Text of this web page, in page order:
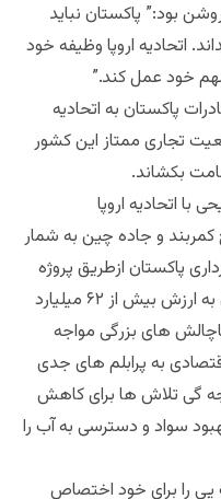
بود:” پاکستان نباید
اتحادیه اروپا وظیفه خود
خود عمل کند.”
پاکستان به اتحادیه
تجاری ممتاز این کشور
بکشاند.
اتحادیه اروپا
و جاده چین به شمار
پاکستان ازطریق پروژه
های کریدور اقتصادی چین – پاکستان به ارزش بیش از ۶۲ میلیارد
های بزرگی مواجه
به پرابلم های جدی
گی تلاش ها برای کاهش
سواد و دسترسی به آب را
را برای خود اختصاص